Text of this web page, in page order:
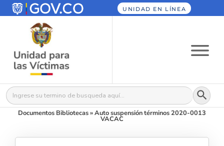
UNIDAD EN LÍNEA
Buscar: Botón
Documentos Bibliotecas»Auto suspensión términos 2020-0013
VACAC